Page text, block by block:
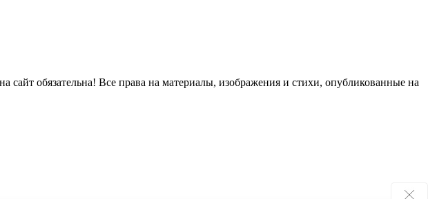
сайт обязательна! Все права на материалы, изображения и стихи, опубликованные на